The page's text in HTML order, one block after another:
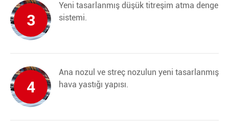
3
Yeni tasarlanmış düşük titreşim atma denge
sistemi.
4
Ana nozul ve streç nozulun yeni tasarlanmış
hava yastığı yapısı.